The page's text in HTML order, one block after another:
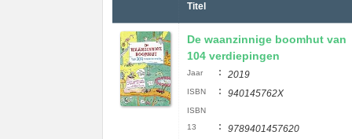
Titel
De waanzinnige boomhut van
104 verdiepingen
Jaar : 2019
ISBN : 940145762X
ISBN
13
: 9789401457620